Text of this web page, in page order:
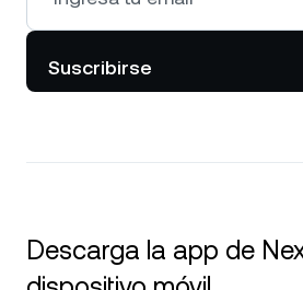
Suscribirse
Descarga la app de